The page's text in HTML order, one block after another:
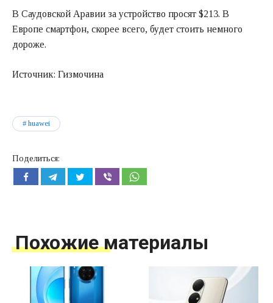
В Саудовской Аравии за устройство просят $213. В
Европе смартфон, скорее всего, будет стоить немного
дороже.
Источник: Гизмочина
huawei
Поделиться:
Похожие материалы